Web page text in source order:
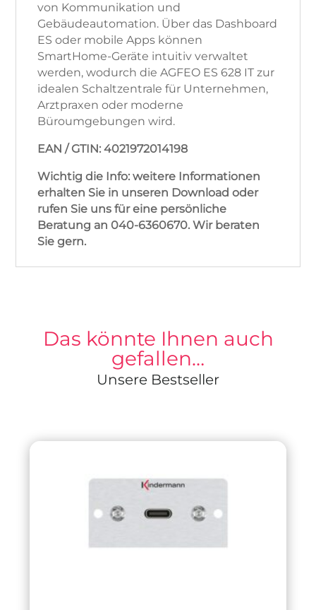
von Kommunikation und
Gebäudeautomation. Über das Dashboard
ES oder mobile Apps können
SmartHome-Geräte intuitiv verwaltet
werden, wodurch die AGFEO ES 628 IT zur
idealen Schaltzentrale für Unternehmen,
Arztpraxen oder moderne
Büroumgebungen wird.
EAN / GTIN: 4021972014198
Wichtig die Info: weitere Informationen
erhalten Sie in unseren Download oder
rufen Sie uns für eine persönliche
Beratung an 040-6360670. Wir beraten
Sie gern.
Das könnte Ihnen auch
gefallen…
Unsere Bestseller